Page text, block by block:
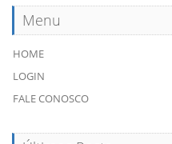
Menu
HOME
LOGIN
FALE CONOSCO